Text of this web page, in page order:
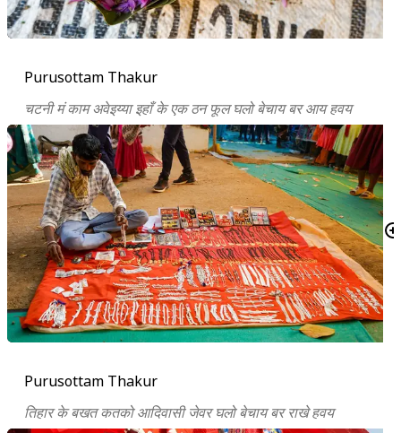
Purusottam Thakur
चटनी मं काम अवेइय्या इहाँ के एक ठन फूल घलो बेचाय बर आय हवय
Purusottam Thakur
तिहार के बखत कतको आदिवासी जेवर घलो बेचाय बर राखे हवय